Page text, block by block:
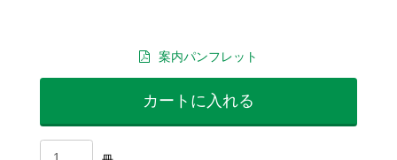
案内パンフレット
カートに入れる